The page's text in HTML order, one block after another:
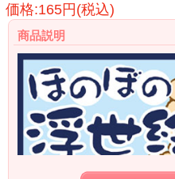
価格:165円(税込)
商品説明